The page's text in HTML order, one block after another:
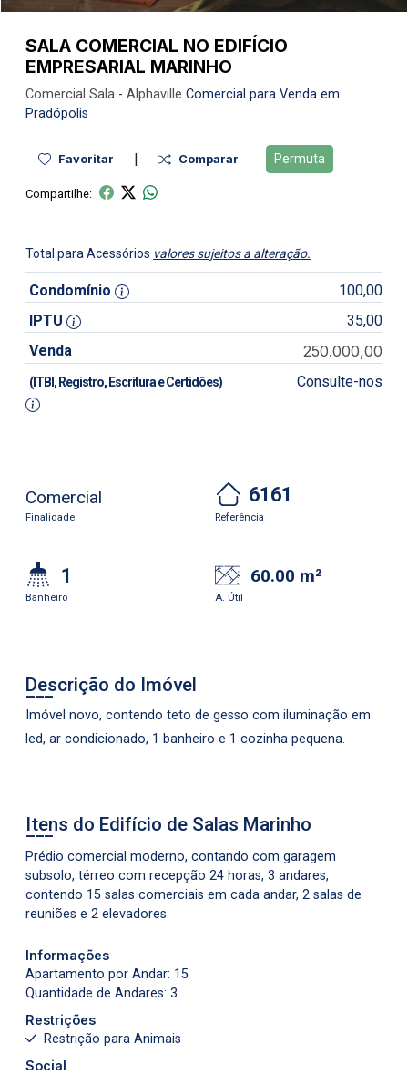
SALA COMERCIAL NO EDIFÍCIO
EMPRESARIAL MARINHO
Comercial Sala - Alphaville Comercial para Venda em
Pradópolis
Favoritar | Comparar Permuta
Compartilhe:
Total para Acessórios valores sujeitos a alteração.
Condomínio
100,00
IPTU
35,00
Venda
250.000,00
(ITBI, Registro, Escritura e Certidões) Consulte-nos
Comercial
Finalidade
6161
Referência
1
Banheiro
60.00 m²
A. Útil
Descrição do Imóvel
Imóvel novo, contendo teto de gesso com iluminação em
led, ar condicionado, 1 banheiro e 1 cozinha pequena.
Itens do Edifício de Salas Marinho
Prédio comercial moderno, contando com garagem
subsolo, térreo com recepção 24 horas, 3 andares,
contendo 15 salas comerciais em cada andar, 2 salas de
reuniões e 2 elevadores.
Informações
Apartamento por Andar: 15
Quantidade de Andares: 3
Restrições
Restrição para Animais
Social